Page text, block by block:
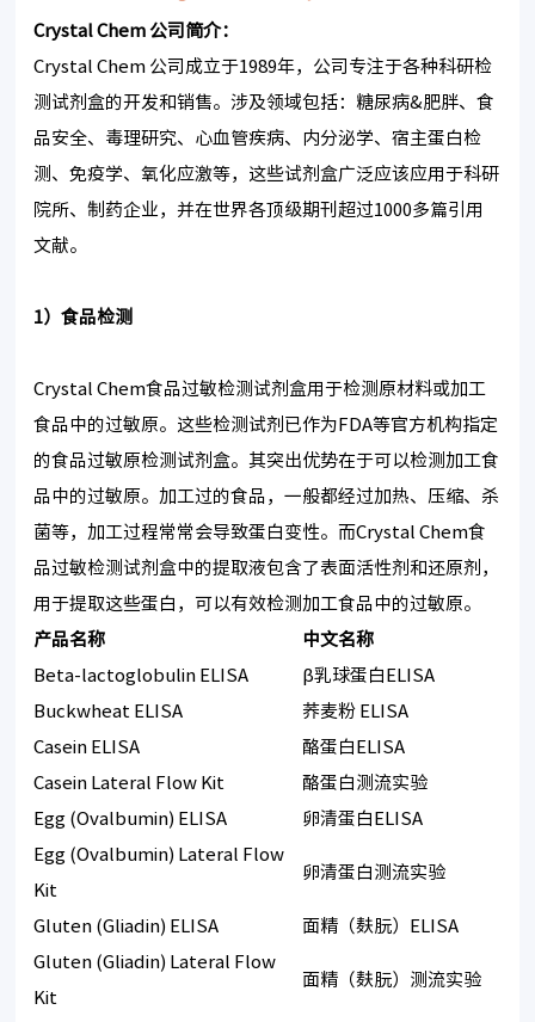
Crystal Chem公司简介：
Crystal Chem 公司成立于1989年，公司专注于各种科研检
测试剂盒的开发和销售。涉及领域包括：糖尿病&肥胖、食
品安全、毒理研究、心血管疾病、内分泌学、宿主蛋白检
测、免疫学、氧化应激等，这些试剂盒广泛应该应用于科研
院所、制药企业，并在世界各顶级期刊超过1000多篇引用
文献。
1）食品检测
Crystal Chem食品过敏检测试剂盒用于检测原材料或加工
食品中的过敏原。这些检测试剂已作为FDA等官方机构指定
的食品过敏原检测试剂盒。其突出优势在于可以检测加工食
品中的过敏原。加工过的食品，一般都经过加热、压缩、杀
菌等，加工过程常常会导致蛋白变性。而Crystal Chem食
品过敏检测试剂盒中的提取液包含了表面活性剂和还原剂，
用于提取这些蛋白，可以有效检测加工食品中的过敏原。
产品名称
中文名称
Beta-lactoglobulin ELISA
β乳球蛋白ELISA
Buckwheat ELISA
荞麦粉 ELISA
Casein ELISA
酪蛋白ELISA
Casein Lateral Flow Kit
酪蛋白测流实验
Egg (Ovalbumin) ELISA
卵清蛋白ELISA
Egg (Ovalbumin) Lateral Flow
Kit
卵清蛋白测流实验
Gluten (Gliadin) ELISA
面精（麸朊）ELISA
Gluten (Gliadin) Lateral Flow
Kit
面精（麸朊）测流实验